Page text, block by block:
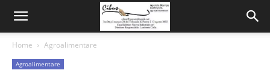
Home Agroalimentare
Agroalimentare